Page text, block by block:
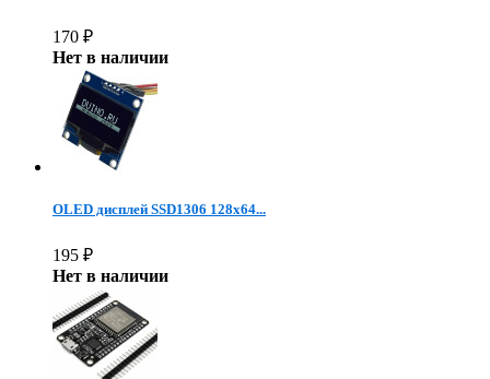
170 ₽
Нет в наличии
OLED дисплей SSD1306 128х64...
195 ₽
Нет в наличии